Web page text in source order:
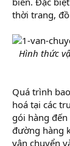
thời trang,
Hình thức
Quá trình
hoá tại các
gói hàng
đường hàng
vận chuyển